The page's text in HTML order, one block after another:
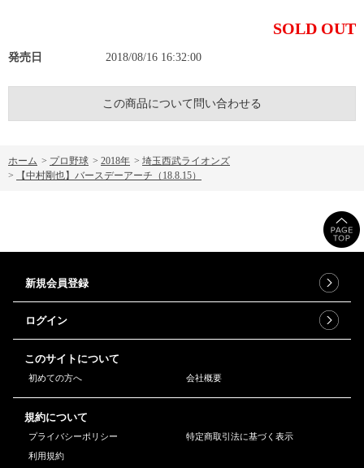
SOLD OUT
発売日 2018/08/16 16:32:00
この商品について問い合わせる
ホーム > プロ野球 > 2018年 > 埼玉西武ライオンズ
>
【中村剛也】バースデーアーチ（18.8.15）
新規会員登録
ログイン
このサイトについて
初めての方へ 会社概要
規約について
プライバシーポリシー
特定商取引法に基づく表示
利用規約